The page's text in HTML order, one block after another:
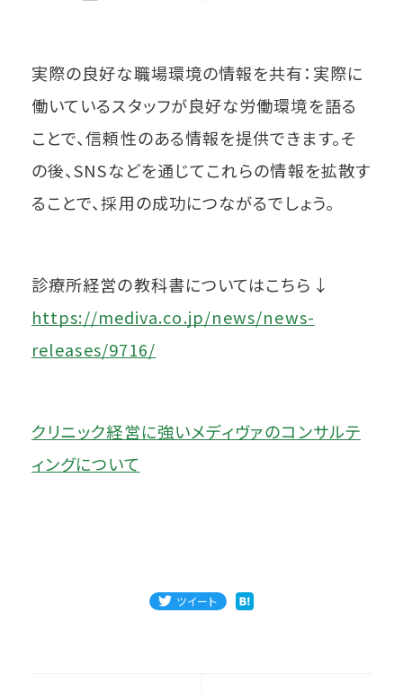
実際の良好な職場環境の情報を共有：実際に
働いているスタッフが良好な労働環境を語る
ことで、信頼性のある情報を提供できます。そ
の後、SNSなどを通じてこれらの情報を拡散す
ることで、採用の成功につながるでしょう。
診療所経営の教科書についてはこちら↓
https://mediva.co.jp/news/news-
releases/9716/
クリニック経営に強いメディヴァのコンサルテ
ィングについて
ツイート